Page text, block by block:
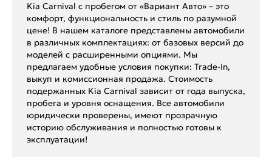
Kia Carnival с пробегом от «Вариант Авто» – это
комфорт, функциональность и стиль по разумной
цене! В нашем каталоге представлены автомобили
в различных комплектациях: от базовых версий до
моделей с расширенными опциями. Мы
предлагаем удобные условия покупки: Trade-In,
выкуп и комиссионная продажа. Стоимость
подержанных Kia Carnival зависит от года выпуска,
пробега и уровня оснащения. Все автомобили
юридически проверены, имеют прозрачную
историю обслуживания и полностью готовы к
эксплуатации!